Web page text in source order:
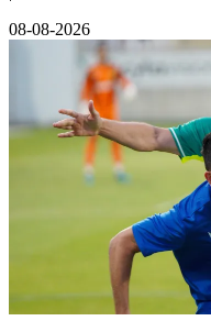
08-08-2026